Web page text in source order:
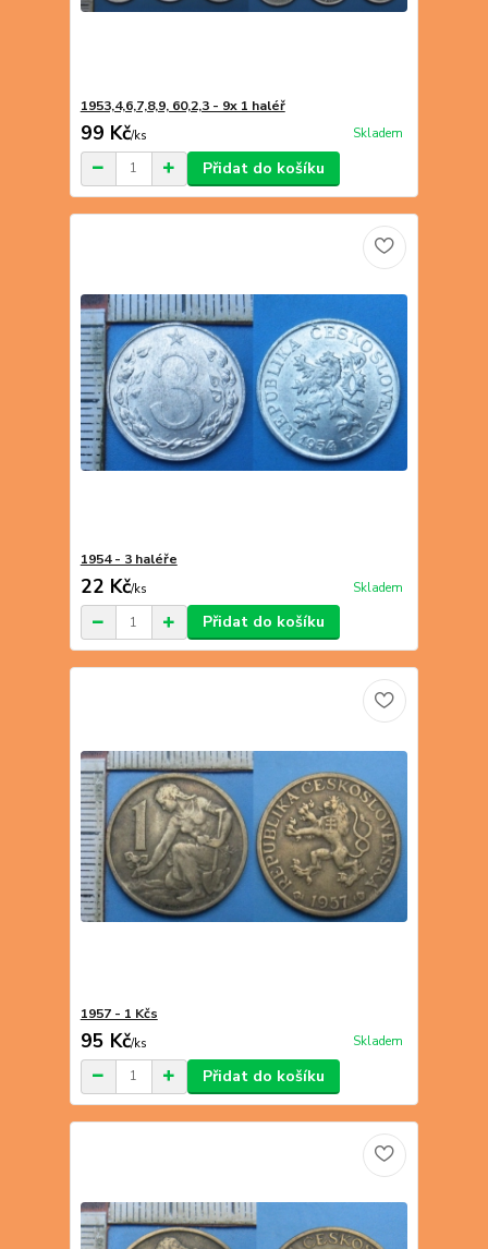
1953,4,6,7,8,9, 60,2,3 - 9x 1 haléř
99 Kč/ks Skladem
Přidat do košíku
1954 - 3 haléře
22 Kč/ks Skladem
Přidat do košíku
1957 - 1 Kčs
95 Kč/ks Skladem
Přidat do košíku